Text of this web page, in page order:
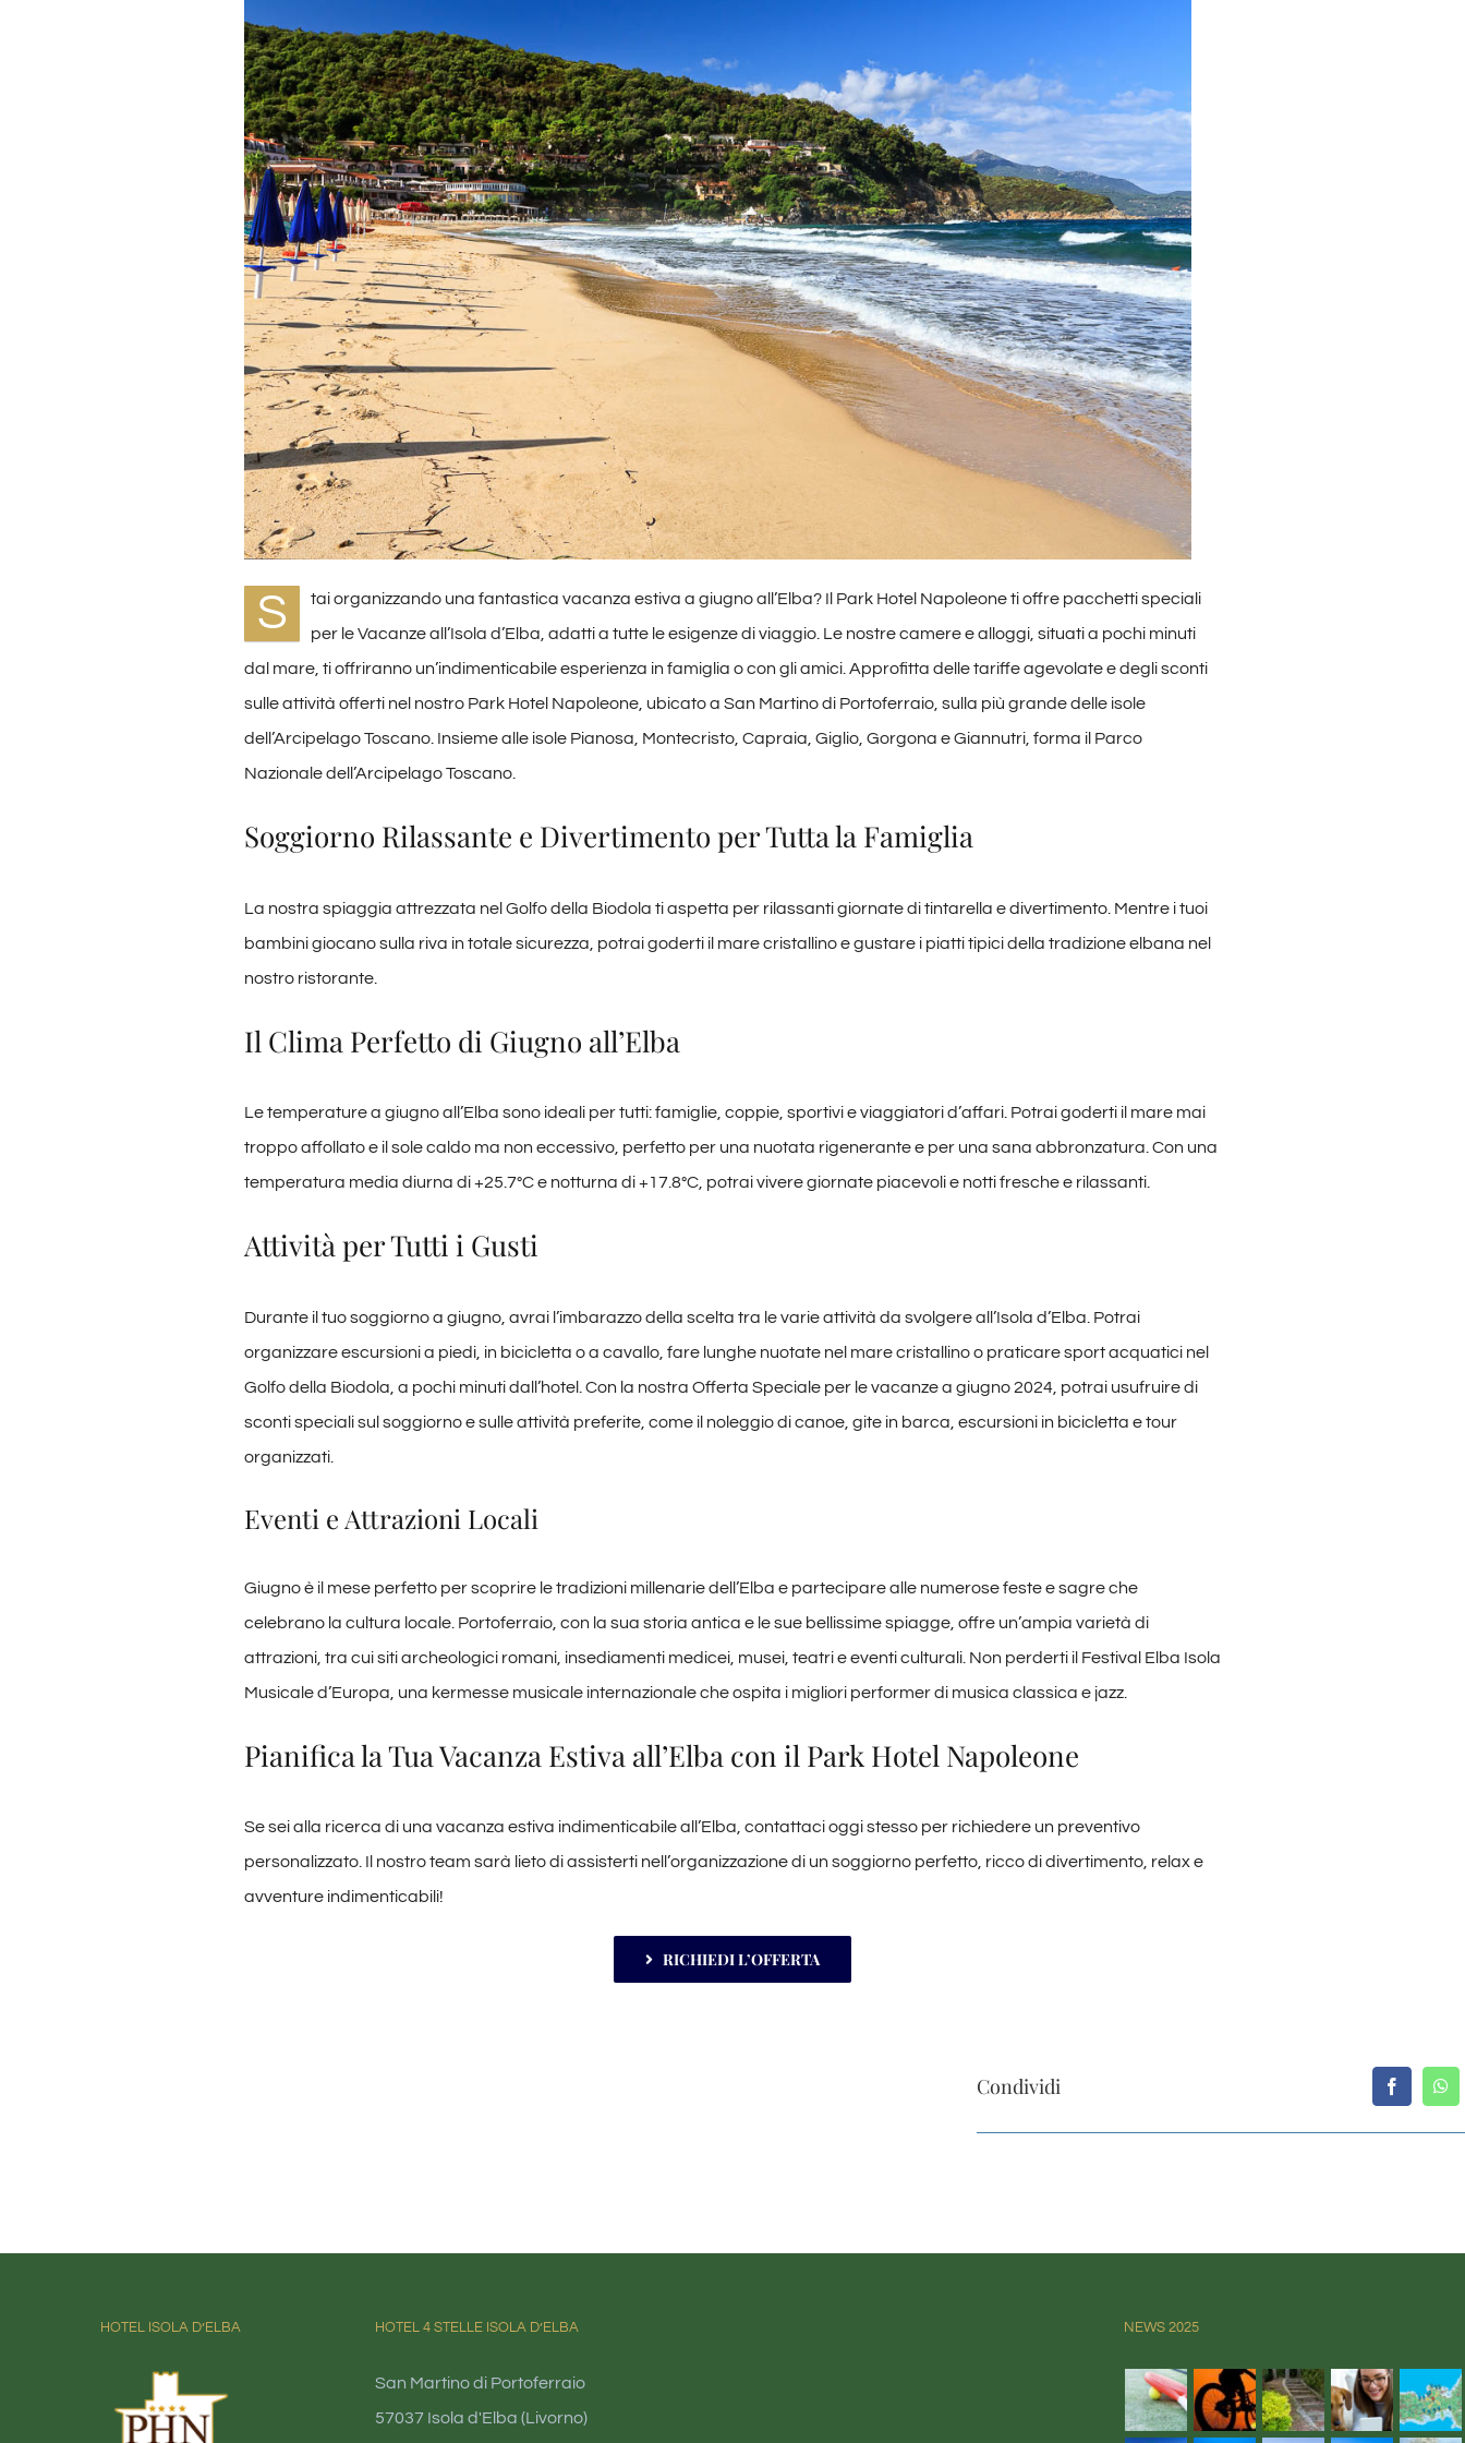
S
tai organizzando una fantastica vacanza estiva a giugno all’Elba? Il Park Hotel Napoleone ti offre pacchetti speciali
per le Vacanze all’Isola d’Elba, adatti a tutte le esigenze di viaggio. Le nostre camere e alloggi, situati a pochi minuti
dal mare, ti offriranno un’indimenticabile esperienza in famiglia o con gli amici. Approfitta delle tariffe agevolate e degli sconti
sulle attività offerti nel nostro Park Hotel Napoleone, ubicato a San Martino di Portoferraio, sulla più grande delle isole
dell’Arcipelago Toscano. Insieme alle isole Pianosa, Montecristo, Capraia, Giglio, Gorgona e Giannutri, forma il Parco
Nazionale dell’Arcipelago Toscano.
Soggiorno Rilassante e Divertimento per Tutta la Famiglia
La nostra spiaggia attrezzata nel Golfo della Biodola ti aspetta per rilassanti giornate di tintarella e divertimento. Mentre i tuoi
bambini giocano sulla riva in totale sicurezza, potrai goderti il mare cristallino e gustare i piatti tipici della tradizione elbana nel
nostro ristorante.
Il Clima Perfetto di Giugno all’Elba
Le temperature a giugno all’Elba sono ideali per tutti: famiglie, coppie, sportivi e viaggiatori d’affari. Potrai goderti il mare mai
troppo affollato e il sole caldo ma non eccessivo, perfetto per una nuotata rigenerante e per una sana abbronzatura. Con una
temperatura media diurna di +25.7°C e notturna di +17.8°C, potrai vivere giornate piacevoli e notti fresche e rilassanti.
Attività per Tutti i Gusti
Durante il tuo soggiorno a giugno, avrai l’imbarazzo della scelta tra le varie attività da svolgere all’Isola d’Elba. Potrai
organizzare escursioni a piedi, in bicicletta o a cavallo, fare lunghe nuotate nel mare cristallino o praticare sport acquatici nel
Golfo della Biodola, a pochi minuti dall’hotel. Con la nostra Offerta Speciale per le vacanze a giugno 2024, potrai usufruire di
sconti speciali sul soggiorno e sulle attività preferite, come il noleggio di canoe, gite in barca, escursioni in bicicletta e tour
organizzati.
Eventi e Attrazioni Locali
Giugno è il mese perfetto per scoprire le tradizioni millenarie dell’Elba e partecipare alle numerose feste e sagre che
celebrano la cultura locale. Portoferraio, con la sua storia antica e le sue bellissime spiagge, offre un’ampia varietà di
attrazioni, tra cui siti archeologici romani, insediamenti medicei, musei, teatri e eventi culturali. Non perderti il Festival Elba Isola
Musicale d’Europa, una kermesse musicale internazionale che ospita i migliori performer di musica classica e jazz.
Pianifica la Tua Vacanza Estiva all’Elba con il Park Hotel Napoleone
Se sei alla ricerca di una vacanza estiva indimenticabile all’Elba, contattaci oggi stesso per richiedere un preventivo
personalizzato. Il nostro team sarà lieto di assisterti nell’organizzazione di un soggiorno perfetto, ricco di divertimento, relax e
avventure indimenticabili!
RICHIEDI L’OFFERTA
Condividi
HOTEL ISOLA D’ELBA HOTEL 4 STELLE ISOLA D’ELBA
San Martino di Portoferraio
57037 Isola d'Elba (Livorno)
NEWS 2025